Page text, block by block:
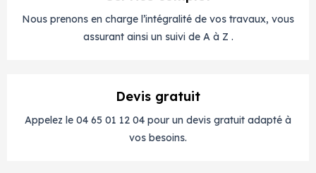
Nous prenons en charge l’intégralité de vos travaux, vous
assurant ainsi un suivi de A à Z .
Devis gratuit
Appelez le 04 65 01 12 04 pour un devis gratuit adapté à
vos besoins.